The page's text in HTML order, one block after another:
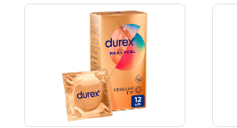
Añadir